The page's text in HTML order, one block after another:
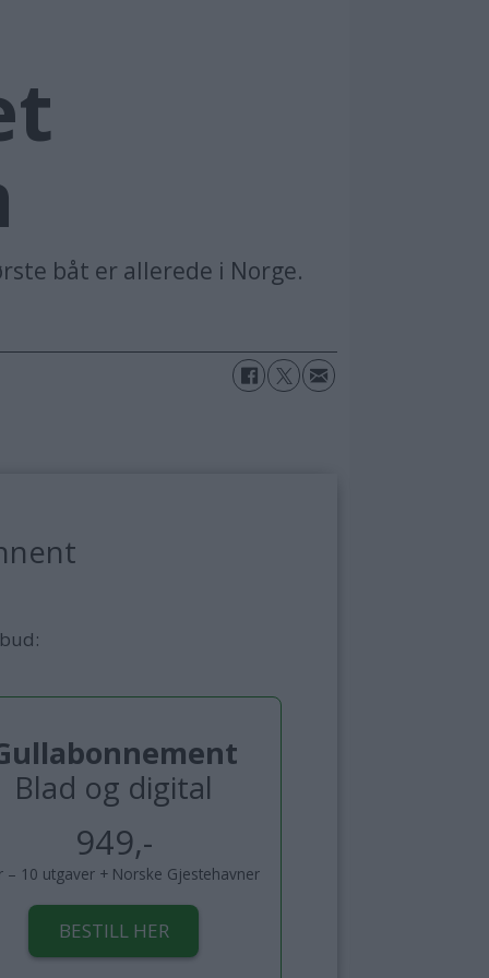
båt er allerede i Norge.
Blad og digital
949,-
– 10 utgaver + Norske Gjestehavner
BESTILL HER